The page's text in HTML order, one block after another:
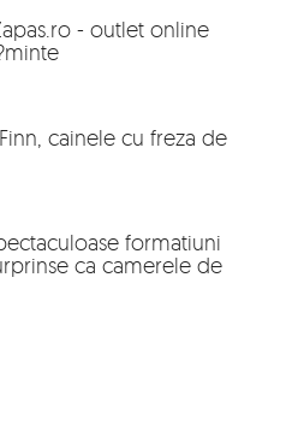
- outlet online
cainele cu freza de
formatiuni
ca camerele de